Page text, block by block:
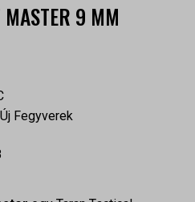
9 MM
Új Fegyverek